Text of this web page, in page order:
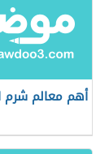
أهم معالم شرم